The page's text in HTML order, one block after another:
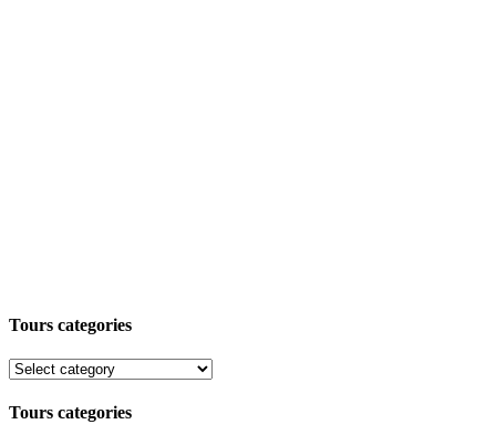
Tours categories
Tours categories